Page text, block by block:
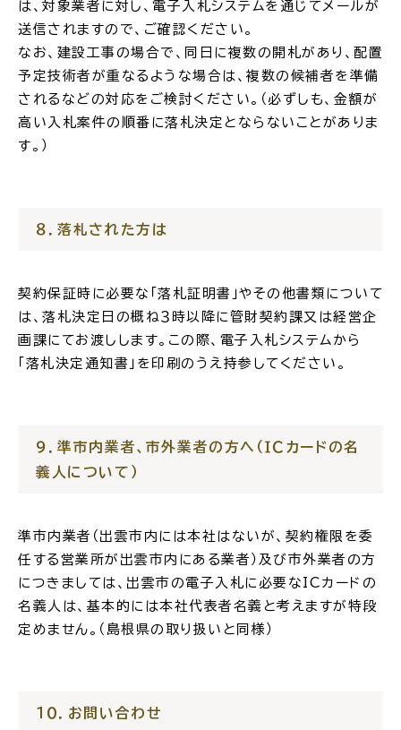
サイトマップ
は、対象業者に対し、電子入札システムを通じてメールが
送信されますので、ご確認ください。
なお、建設工事の場合で、同日に複数の開札があり、配置
予定技術者が重なるような場合は、複数の候補者を準備
されるなどの対応をご検討ください。（必ずしも、金額が
高い入札案件の順番に落札決定とならないことがありま
す。）
８．落札された方は
契約保証時に必要な「落札証明書」やその他書類について
は、落札決定日の概ね３時以降に管財契約課又は経営企
画課にてお渡しします。この際、電子入札システムから
「落札決定通知書」を印刷のうえ持参してください。
９．準市内業者、市外業者の方へ（ＩＣカードの名
義人について）
準市内業者（出雲市内には本社はないが、契約権限を委
任する営業所が出雲市内にある業者）及び市外業者の方
につきましては、出雲市の電子入札に必要なICカードの
名義人は、基本的には本社代表者名義と考えますが特段
定めません。（島根県の取り扱いと同様）
１０．お問い合わせ